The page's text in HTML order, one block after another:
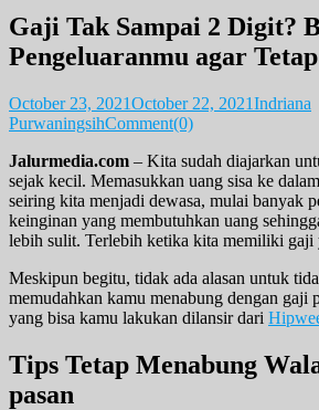
Gaji Tak Sampai 2 Digit?
Pengeluaranmu agar
October 23, 2021October 22, 2021Indriana
PurwaningsihComment(0)
Jalurmedia.com – Kita sudah diajarkan
sejak kecil. Memasukkan uang sisa ke
seiring kita menjadi dewasa, mulai banyak
keinginan yang membutuhkan uang
lebih sulit. Terlebih ketika kita memiliki gaji
Meskipun begitu, tidak ada alasan untuk
memudahkan kamu menabung dengan gaji
yang bisa kamu lakukan dilansir dari
Tips Tetap Menabung
pasan